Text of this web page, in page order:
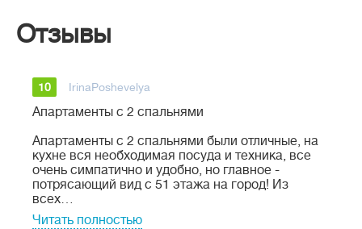
Отзывы
10 IrinaPoshevelya
Апартаменты с 2 спальнями
Апартаменты с 2 спальнями были отличные, на
кухне вся необходимая посуда и техника, все
очень симпатично и удобно, но главное -
потрясающий вид с 51 этажа на город! Из
всех…
Читать полностью